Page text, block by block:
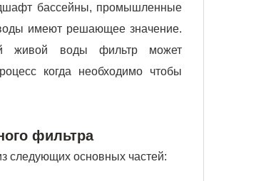
бассейны, промышленные
имеют решающее значение.
живой воды фильтр может
когда необходимо чтобы
фильтра
следующих основных частей: